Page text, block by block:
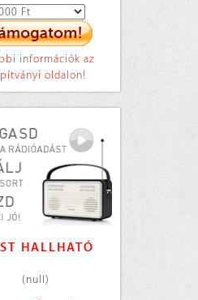
információk az
oldalon!
HALLHATÓ
(null)